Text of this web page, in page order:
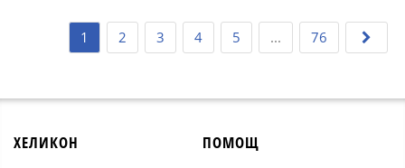
1 2 3 4 5 ... 76
ХЕЛИКОН ПОМОЩ